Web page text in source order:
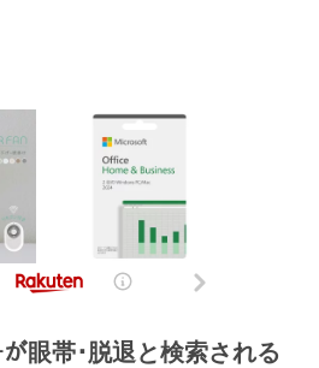
眼帯･脱退と検索される